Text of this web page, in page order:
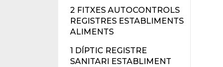
2 FITXES AUTOCONTROLS
REGISTRES ESTABLIMENTS
ALIMENTS
1 DÍPTIC REGISTRE
SANITARI ESTABLIMENT